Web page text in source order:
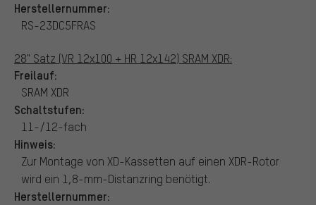
Herstellernummer:
RS-23DC5FRAS
28" Satz (VR 12x100 + HR 12x142) SRAM XDR:
Freilauf:
SRAM XDR
Schaltstufen:
11-/12-fach
Hinweis:
Zur Montage von XD-Kassetten auf einen XDR-Rotor
wird ein 1,8-mm-Distanzring benötigt.
Herstellernummer: